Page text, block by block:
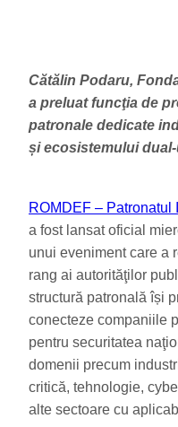
Cătălin Podaru,
a preluat funcţia de
patronale dedicate
și ecosistemului
ROMDEF – Patronatul
a fost lansat oficial
unui eveniment care a
rang ai autorităţilor
structură patronală își
conecteze companiile
pentru securitatea
domenii precum
critică, tehnologie,
alte sectoare cu